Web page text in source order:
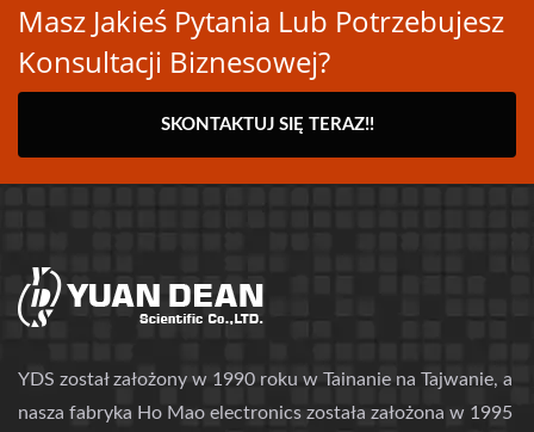
Masz Jakieś Pytania Lub Potrzebujesz
Konsultacji Biznesowej?
SKONTAKTUJ SIĘ TERAZ!!
YDS został założony w 1990 roku w Tainanie na Tajwanie, a
nasza fabryka Ho Mao electronics została założona w 1995